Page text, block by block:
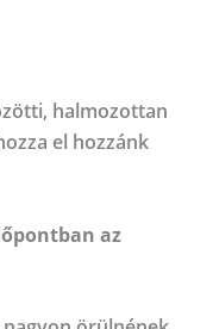
halmozottan
el hozzánk
az